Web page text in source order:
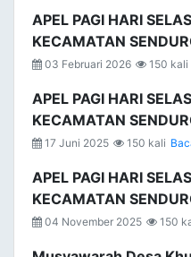
APEL PAGI HARI
KECAMATAN
03 Februari 2026 150 kali
APEL PAGI HARI
KECAMATAN
17 Juni 2025 150 kali
APEL PAGI HARI
KECAMATAN
04 November 2025 150